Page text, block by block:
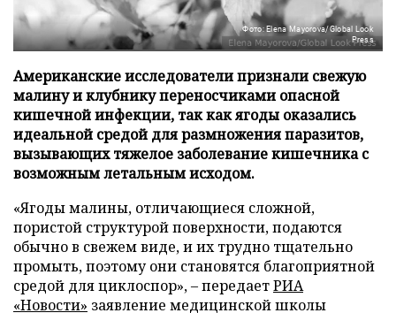
Фото: Elena Mayorova/Global Look
Press
Американские исследователи признали свежую
малину и клубнику переносчиками опасной
кишечной инфекции, так как ягоды оказались
идеальной средой для размножения паразитов,
вызывающих тяжелое заболевание кишечника с
возможным летальным исходом.
«Ягоды малины, отличающиеся сложной,
пористой структурой поверхности, подаются
обычно в свежем виде, и их трудно тщательно
промыть, поэтому они становятся благоприятной
средой для циклоспор», – передаетРИА
«Новости» заявление медицинской школы